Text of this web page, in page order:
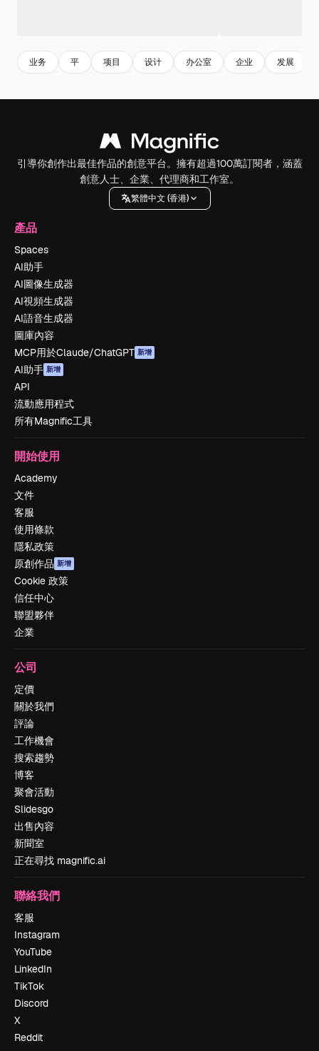
业务 平 项目 设计 办公室 企业 发展
引導你創作出最佳作品的創意平台。擁有超過100萬訂閱者，涵蓋
創意人士、企業、代理商和工作室。
繁體中文 (香港)
產品
Spaces
AI助手
AI圖像生成器
AI視頻生成器
AI語音生成器
圖庫內容
MCP用於Claude/ChatGPT 新增
AI助手 新增
API
流動應用程式
所有Magnific工具
開始使用
Academy
文件
客服
使用條款
隱私政策
原創作品 新增
Cookie 政策
信任中心
聯盟夥伴
企業
公司
定價
關於我們
評論
工作機會
搜索趨勢
博客
聚會活動
Slidesgo
出售內容
新聞室
正在尋找 magnific.ai
聯絡我們
客服
Instagram
YouTube
LinkedIn
TikTok
Discord
X
Reddit